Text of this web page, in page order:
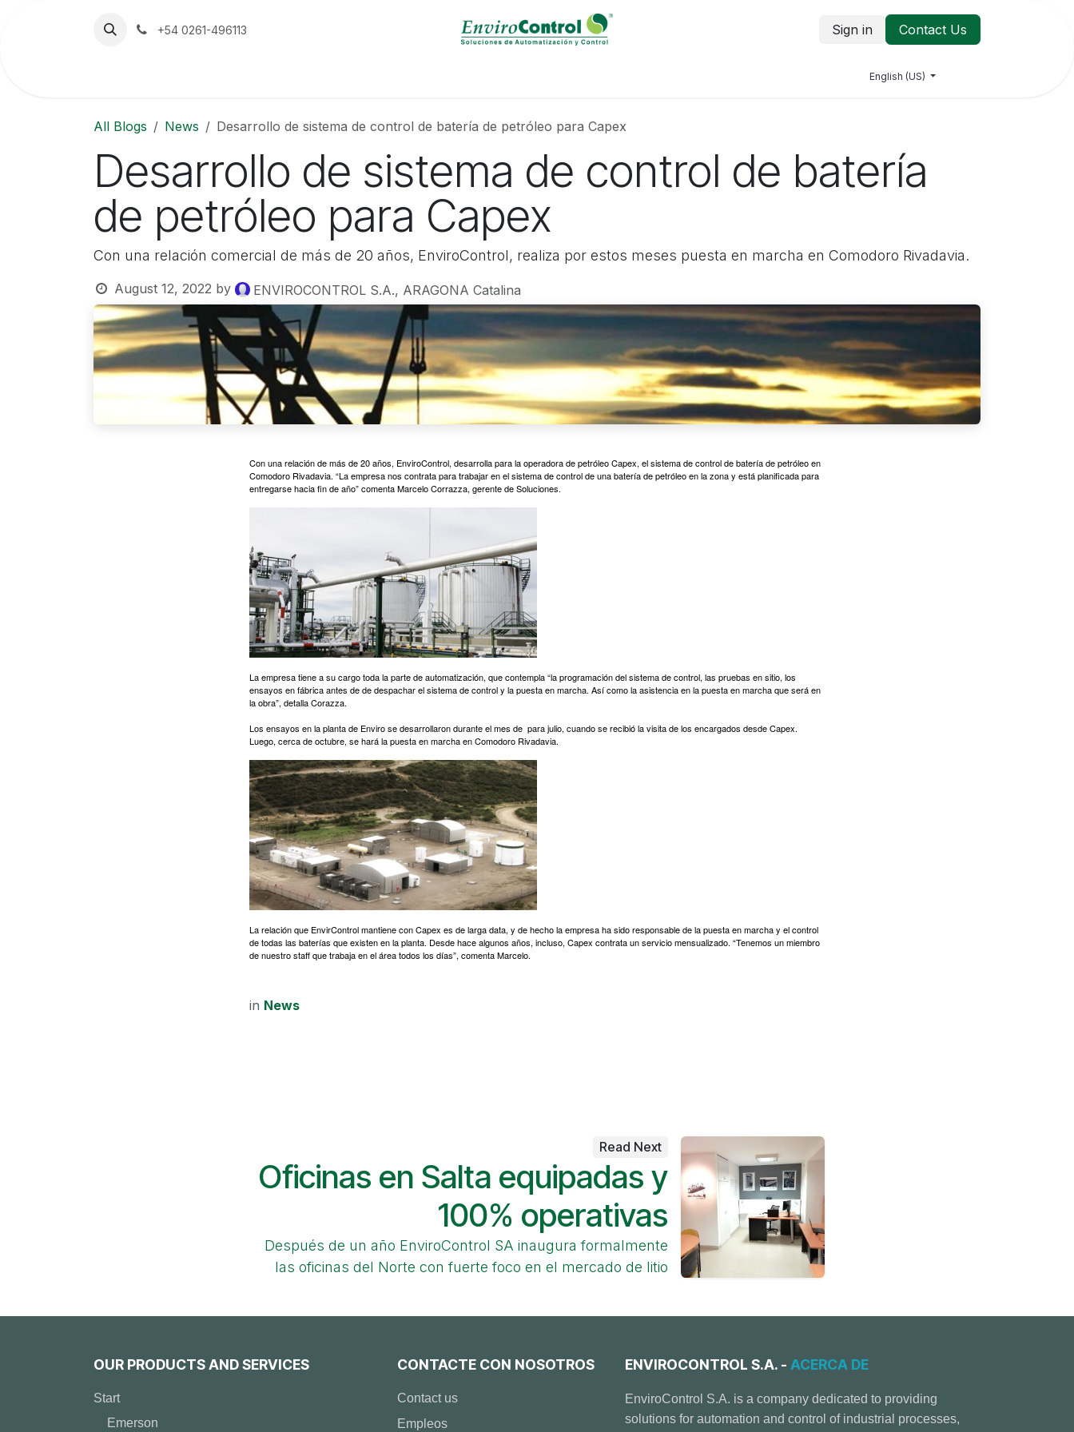
+54 0261-496113 Sign in Contact Us
English (US)
All Blogs News Desarrollo de sistema de control de batería de petróleo para Capex
Desarrollo de sistema de control de batería
de petróleo para Capex
Con una relación comercial de más de 20 años, EnviroControl, realiza por estos meses puesta en marcha en Comodoro Rivadavia.
August 12, 2022 by ENVIROCONTROL S.A., ARAGONA Catalina
Con una relación de más de 20 años, EnviroControl, desarrolla para la operadora de petróleo Capex, el sistema de control de batería de petróleo en
Comodoro Rivadavia. “La empresa nos contrata para trabajar en el sistema de control de una batería de petróleo en la zona y está planificada para
entregarse hacia fin de año” comenta Marcelo Corrazza, gerente de Soluciones.
La empresa tiene a su cargo toda la parte de automatización, que contempla “la programación del sistema de control, las pruebas en sitio, los
ensayos en fábrica antes de de despachar el sistema de control y la puesta en marcha. Así como la asistencia en la puesta en marcha que será en
la obra”, detalla Corazza.
Los ensayos en la planta de Enviro se desarrollaron durante el mes de para julio, cuando se recibió la visita de los encargados desde Capex.
Luego, cerca de octubre, se hará la puesta en marcha en Comodoro Rivadavia.
La relación que EnvirControl mantiene con Capex es de larga data, y de hecho la empresa ha sido responsable de la puesta en marcha y el control
de todas las baterías que existen en la planta. Desde hace algunos años, incluso, Capex contrata un servicio mensualizado. “Tenemos un miembro
de nuestro staff que trabaja en el área todos los días”, comenta Marcelo.
in News
Read Next
Oficinas en Salta equipadas y
100% operativas
Después de un año EnviroControl SA inaugura formalmente
las oficinas del Norte con fuerte foco en el mercado de litio
OUR PRODUCTS AND SERVICES
Start
Emerson
CONTACTE CON NOSOTROS
Contact us
Empleos
ENVIROCONTROL S.A. - ACERCA DE
EnviroControl S.A. is a company dedicated to providing
solutions for automation and control of industrial processes,